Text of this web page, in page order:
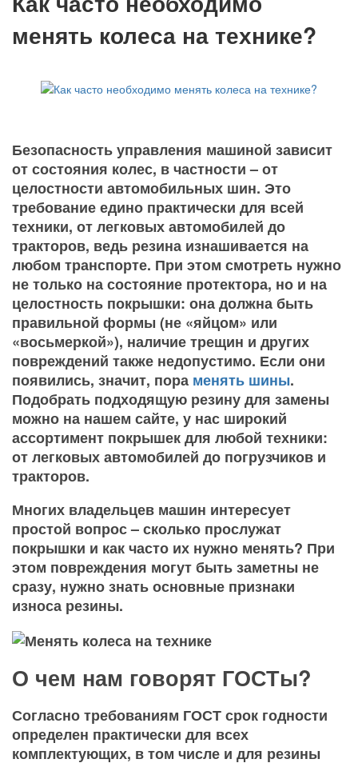
менять колеса на технике?
Безопасность управления машиной зависит
от состояния колес, в частности – от
целостности автомобильных шин. Это
требование едино практически для всей
техники, от легковых автомобилей до
тракторов, ведь резина изнашивается на
любом транспорте. При этом смотреть нужно
не только на состояние протектора, но и на
целостность покрышки: она должна быть
правильной формы (не «яйцом» или
«восьмеркой»), наличие трещин и других
повреждений также недопустимо. Если они
появились, значит, пора менять шины.
Подобрать подходящую резину для замены
можно на нашем сайте, у нас широкий
ассортимент покрышек для любой техники:
от легковых автомобилей до погрузчиков и
тракторов.
Многих владельцев машин интересует
простой вопрос – сколько прослужат
покрышки и как часто их нужно менять? При
этом повреждения могут быть заметны не
сразу, нужно знать основные признаки
износа резины.
О чем нам говорят ГОСТы?
Согласно требованиям ГОСТ срок годности
определен практически для всех
комплектующих, в том числе и для резины